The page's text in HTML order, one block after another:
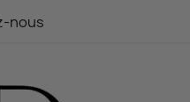
nous